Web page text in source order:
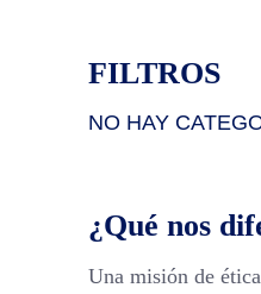
FILTROS
NO HAY
¿Qué nos
Una misión de